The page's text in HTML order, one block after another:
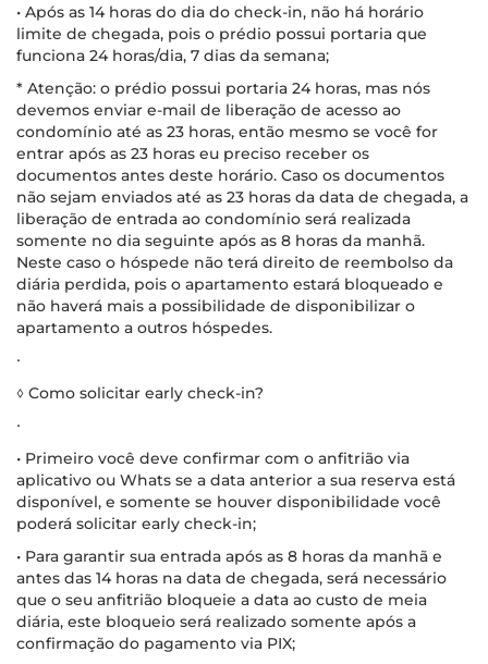
• Após as 14 horas do dia do check-in, não há horário
limite de chegada, pois o prédio possui portaria que
funciona 24 horas/dia, 7 dias da semana;
* Atenção: o prédio possui portaria 24 horas, mas nós
devemos enviar e-mail de liberação de acesso ao
condomínio até as 23 horas, então mesmo se você for
entrar após as 23 horas eu preciso receber os
documentos antes deste horário. Caso os documentos
não sejam enviados até as 23 horas da data de chegada, a
liberação de entrada ao condomínio será realizada
somente no dia seguinte após as 8 horas da manhã.
Neste caso o hóspede não terá direito de reembolso da
diária perdida, pois o apartamento estará bloqueado e
não haverá mais a possibilidade de disponibilizar o
apartamento a outros hóspedes.
∙
◊ Como solicitar early check-in?
∙
• Primeiro você deve confirmar com o anfitrião via
aplicativo ou Whats se a data anterior a sua reserva está
disponível, e somente se houver disponibilidade você
poderá solicitar early check-in;
• Para garantir sua entrada após as 8 horas da manhã e
antes das 14 horas na data de chegada, será necessário
que o seu anfitrião bloqueie a data ao custo de meia
diária, este bloqueio será realizado somente após a
confirmação do pagamento via PIX;